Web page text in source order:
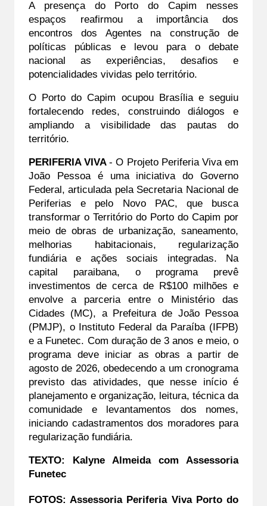
A presença do Porto do Capim nesses
espaços reafirmou a importância dos
encontros dos Agentes na construção de
políticas públicas e levou para o debate
nacional as experiências, desafios e
potencialidades vividas pelo território.
O Porto do Capim ocupou Brasília e seguiu
fortalecendo redes, construindo diálogos e
ampliando a visibilidade das pautas do
território.
PERIFERIA VIVA - O Projeto Periferia Viva em
João Pessoa é uma iniciativa do Governo
Federal, articulada pela Secretaria Nacional de
Periferias e pelo Novo PAC, que busca
transformar o Território do Porto do Capim por
meio de obras de urbanização, saneamento,
melhorias habitacionais, regularização
fundiária e ações sociais integradas. Na
capital paraibana, o programa prevê
investimentos de cerca de R$100 milhões e
envolve a parceria entre o Ministério das
Cidades (MC), a Prefeitura de João Pessoa
(PMJP), o Instituto Federal da Paraíba (IFPB)
e a Funetec. Com duração de 3 anos e meio, o
programa deve iniciar as obras a partir de
agosto de 2026, obedecendo a um cronograma
previsto das atividades, que nesse início é
planejamento e organização, leitura, técnica da
comunidade e levantamentos dos nomes,
iniciando cadastramentos dos moradores para
regularização fundiária.
TEXTO: Kalyne Almeida com Assessoria
Funetec
FOTOS: Assessoria Periferia Viva Porto do